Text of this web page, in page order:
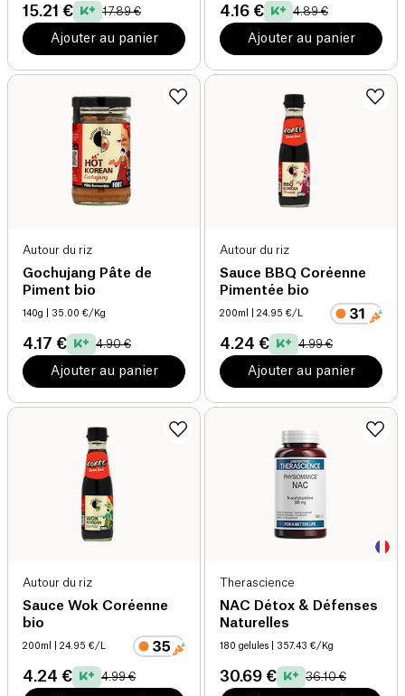
15.21 € 17.89 €
Ajouter au panier
4.16 € 4.89 €
Ajouter au panier
Autour du riz
Gochujang Pâte de
Piment bio
140g | 35.00 €/Kg
4.17 € 4.90 €
Ajouter au panier
Autour du riz
Sauce BBQ Coréenne
Pimentée bio
200ml | 24.95 €/L
4.24 € 4.99 €
Ajouter au panier
Autour du riz
Sauce Wok Coréenne
bio
200ml | 24.95 €/L
4.24 € 4.99 €
Therascience
NAC Détox & Défenses
Naturelles
180 gelules | 357.43 €/Kg
30.69 € 36.10 €